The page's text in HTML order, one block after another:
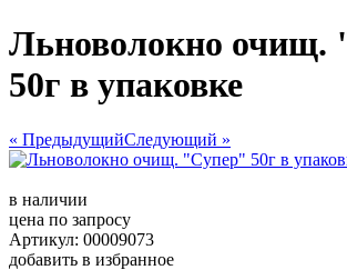
Льноволокно очищ.
50г в упаковке
« ПредыдущийСледующий »
в наличии
цена по запросу
Артикул: 00009073
добавить в избранное